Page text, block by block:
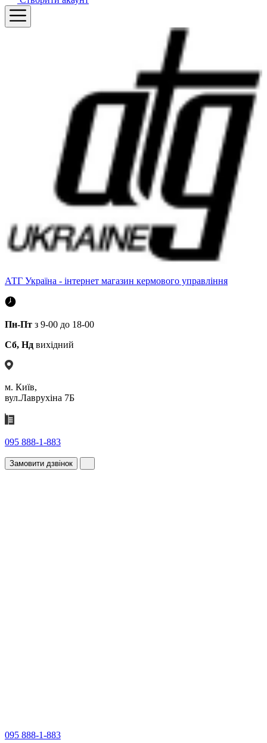
АТГ Україна - інтернет магазин кермового управління
Пн-Пт з 9-00 до 18-00
Сб, Нд вихідний
м. Київ,
вул.Лаврухіна 7Б
095 888-1-883
Замовити дзвінок
095 888-1-883